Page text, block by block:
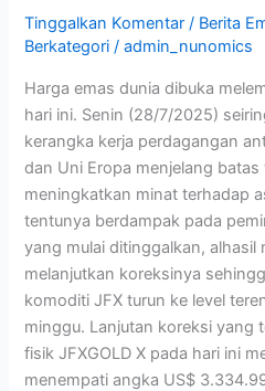
Tinggalkan Komentar / Berita
Berkategori /admin_nunomics
Harga emas dunia dibuka
hari ini. Senin (28/7/2025)
kerangka kerja perdagangan
dan Uni Eropa menjelang
meningkatkan minat terhadap
tentunya berdampak pada
yang mulai ditinggalkan, alhasil
melanjutkan koreksinya
komoditi JFX turun ke level
minggu. Lanjutan koreksi yang
fisik JFXGOLD X pada hari ini
menempati angka US$